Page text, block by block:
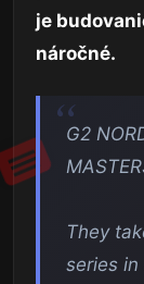
je
náročné.
G2
They
series